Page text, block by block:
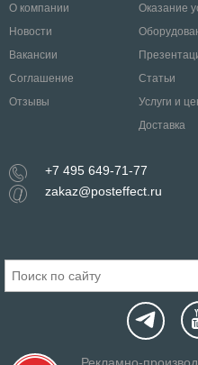
О компании
Новости
Вакансии
Соглашение
Отзывы
Оказание
Статьи
Услуги и
Доставка
+7 495 649-71-77
zakaz@posteffect.ru